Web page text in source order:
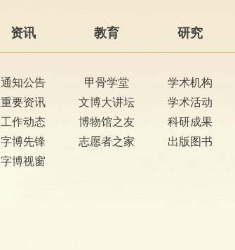
资讯
通知公告
重要资讯
工作动态
字博先锋
字博视窗
教育
甲骨学堂
文博大讲坛
博物馆之友
志愿者之家
研究
学术机构
学术活动
科研成果
出版图书